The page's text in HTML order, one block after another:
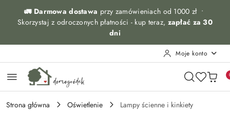
Przejdź do treści głównej
Przejdź do wyszukiwarki
Przejdź do moje konto
Przejdź do menu głównego
Przejdź do opisu produktu
Przejdź do stopki
🚛 Darmowa dostawa przy zamówieniach od 1000 zł •
Skorzystaj z odroczonych płatności - kup teraz, zapłać za 30
dni
Moje konto
Strona główna Oświetlenie Lampy ścienne i kinkiety